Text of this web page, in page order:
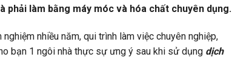
làm bằng máy móc và hóa chất chuyên dụng.
nhiều năm, qui trình làm việc chuyên nghiệp,
bạn 1 ngôi nhà thực sự ưng ý sau khi sử dụng dịch